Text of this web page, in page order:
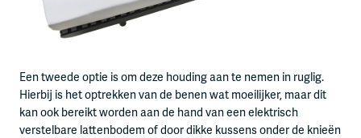
Een tweede optie is om deze houding aan te nemen in ruglig.
Hierbij is het optrekken van de benen wat moeilijker, maar dit
kan ook bereikt worden aan de hand van een elektrisch
verstelbare lattenbodem of door dikke kussens onder de knieën